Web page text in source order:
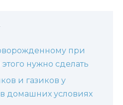
при
нужно сделать
и газиков у
домашних условиях